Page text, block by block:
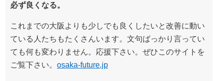
必ず良くなる。
これまでの大阪よりも少しでも良くしたいと改善に動い
ている人たちもたくさんいます。文句ばっかり言ってい
ても何も変わりません。応援下さい。ぜひこのサイトを
ご覧下さい。 osaka-future.jp